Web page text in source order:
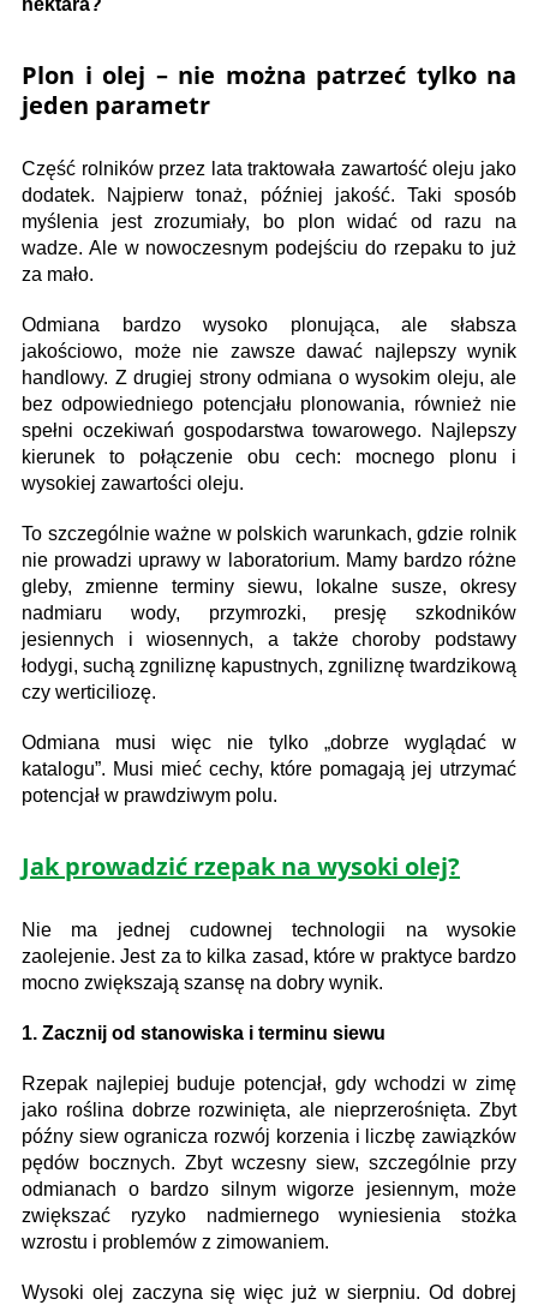
hektara?
Plon i olej – nie można patrzeć tylko na
jeden parametr
Część rolników przez lata traktowała zawartość oleju jako
dodatek. Najpierw tonaż, później jakość. Taki sposób
myślenia jest zrozumiały, bo plon widać od razu na
wadze. Ale w nowoczesnym podejściu do rzepaku to już
za mało.
Odmiana bardzo wysoko plonująca, ale słabsza
jakościowo, może nie zawsze dawać najlepszy wynik
handlowy. Z drugiej strony odmiana o wysokim oleju, ale
bez odpowiedniego potencjału plonowania, również nie
spełni oczekiwań gospodarstwa towarowego. Najlepszy
kierunek to połączenie obu cech: mocnego plonu i
wysokiej zawartości oleju.
To szczególnie ważne w polskich warunkach, gdzie rolnik
nie prowadzi uprawy w laboratorium. Mamy bardzo różne
gleby, zmienne terminy siewu, lokalne susze, okresy
nadmiaru wody, przymrozki, presję szkodników
jesiennych i wiosennych, a także choroby podstawy
łodygi, suchą zgniliznę kapustnych, zgniliznę twardzikową
czy werticiliozę.
Odmiana musi więc nie tylko „dobrze wyglądać w
katalogu”. Musi mieć cechy, które pomagają jej utrzymać
potencjał w prawdziwym polu.
Jak prowadzić rzepak na wysoki olej?
Nie ma jednej cudownej technologii na wysokie
zaolejenie. Jest za to kilka zasad, które w praktyce bardzo
mocno zwiększają szansę na dobry wynik.
1. Zacznij od stanowiska i terminu siewu
Rzepak najlepiej buduje potencjał, gdy wchodzi w zimę
jako roślina dobrze rozwinięta, ale nieprzerośnięta. Zbyt
późny siew ogranicza rozwój korzenia i liczbę zawiązków
pędów bocznych. Zbyt wczesny siew, szczególnie przy
odmianach o bardzo silnym wigorze jesiennym, może
zwiększać ryzyko nadmiernego wyniesienia stożka
wzrostu i problemów z zimowaniem.
Wysoki olej zaczyna się więc już w sierpniu. Od dobrej